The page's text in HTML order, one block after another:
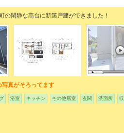
の閑静な高台に新築戸建ができました！
写真がそろってます
浴室 キッチン その他居室 玄関 洗面所